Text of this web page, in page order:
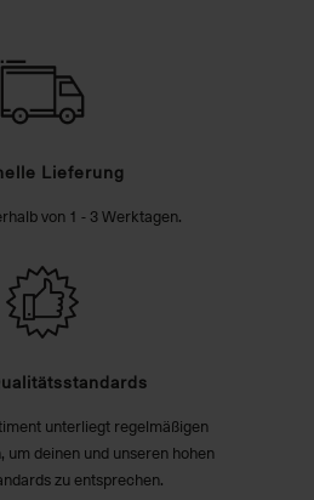
Lieferung
von 1 - 3 Werktagen.
unterliegt regelmäßigen
um deinen und unseren hohen
zu entsprechen.